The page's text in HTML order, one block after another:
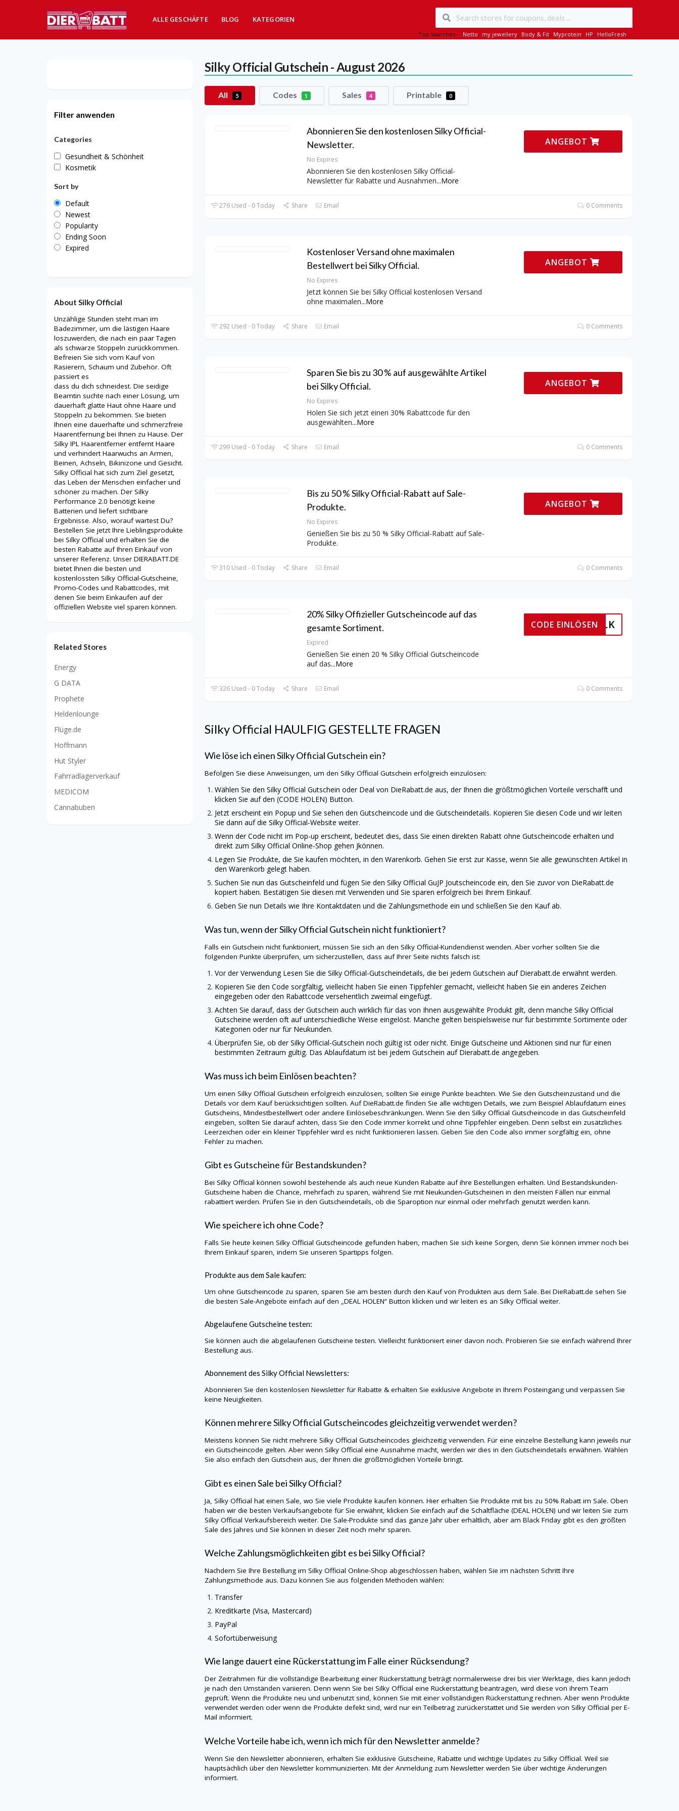
ALLE GESCHÄFTE BLOG KATEGORIEN
Top Searches: Netto, my jewellery, Body & Fit, Myprotein, HP, HelloFresh,...
Silky Official Gutschein - August 2026
All 5 Codes 1 Sales 4 Printable 0
Abonnieren Sie den kostenlosen Silky Official-
Newsletter.
No Expires
Abonnieren Sie den kostenlosen Silky Official-
Newsletter für Rabatte und Ausnahmen...More
ANGEBOT
276 Used - 0 Today Share Email 0 Comments
Kostenloser Versand ohne maximalen
Bestellwert bei Silky Official.
No Expires
Jetzt können Sie bei Silky Official kostenlosen Versand
ohne maximalen...More
ANGEBOT
292 Used - 0 Today Share Email 0 Comments
Sparen Sie bis zu 30 % auf ausgewählte Artikel
bei Silky Official.
No Expires
Holen Sie sich jetzt einen 30% Rabattcode für den
ausgewählten...More
ANGEBOT
299 Used - 0 Today Share Email 0 Comments
Bis zu 50 % Silky Official-Rabatt auf Sale-
Produkte.
No Expires
Genießen Sie bis zu 50 % Silky Official-Rabatt auf Sale-
Produkte.
ANGEBOT
310 Used - 0 Today Share Email 0 Comments
20% Silky Offizieller Gutscheincode auf das
gesamte Sortiment.
Expired
Genießen Sie einen 20 % Silky Official Gutscheincode
auf das...More
SILK
CODE EINLÖSEN
326 Used - 0 Today Share Email 0 Comments
Silky Official HAULFIG GESTELLTE FRAGEN
Wie löse ich einenSilky Official Gutschein ein?
Befolgen Sie diese Anweisungen, um denSilky Official Gutschein erfolgreich einzulösen:
Wählen Sie denSilky OfficialGutschein oder Deal von DieRabatt.de aus, der Ihnen die größtmöglichen Vorteile verschafft und
klicken Sie auf den (CODE HOLEN) Button.
Jetzt erscheint ein Popup und Sie sehen den Gutscheincode und die Gutscheindetails. Kopieren Sie diesen Code und wir leiten
Sie dann auf dieSilky Official-Website weiter.
Wenn der Code nicht im Pop-up erscheint, bedeutet dies, dass Sie einen direkten Rabatt ohne Gutscheincode erhalten und
direkt zumSilky OfficialOnline-Shop gehen Jkönnen.
Legen Sie Produkte, die Sie kaufen möchten, in den Warenkorb. Gehen Sie erst zur Kasse, wenn Sie alle gewünschten Artikel in
den Warenkorb gelegt haben.
Suchen Sie nun das Gutscheinfeld und fügen Sie denSilky OfficialGuJP Joutscheincode ein, den Sie zuvor von DieRabatt.de
kopiert haben. Bestätigen Sie diesen mit Verwenden und Sie sparen erfolgreich bei Ihrem Einkauf.
Geben Sie nun Details wie Ihre Kontaktdaten und die Zahlungsmethode ein und schließen Sie den Kauf ab.
Was tun, wenn derSilky Official Gutschein nicht funktioniert?
Falls ein Gutschein nicht funktioniert, müssen Sie sich an denSilky Official-Kundendienst wenden. Aber vorher sollten Sie die
folgenden Punkte überprüfen, um sicherzustellen, dass auf Ihrer Seite nichts falsch ist:
Vor der Verwendung Lesen Sie dieSilky Official-Gutscheindetails, die bei jedem Gutschein auf Dierabatt.de erwähnt werden.
Kopieren Sie den Code sorgfältig, vielleicht haben Sie einen Tippfehler gemacht, vielleicht haben Sie ein anderes Zeichen
eingegeben oder den Rabattcode versehentlich zweimal eingefügt.
Achten Sie darauf, dass der Gutschein auch wirklich für das von Ihnen ausgewählte Produkt gilt, denn mancheSilky Official
Gutscheine werden oft auf unterschiedliche Weise eingelöst. Manche gelten beispielsweise nur für bestimmte Sortimente oder
Kategorien oder nur für Neukunden.
Überprüfen Sie, ob derSilky Official-Gutschein noch gültig ist oder nicht. Einige Gutscheine und Aktionen sind nur für einen
bestimmten Zeitraum gültig. Das Ablaufdatum ist bei jedem Gutschein auf Dierabatt.de angegeben.
Was muss ich beim Einlösen beachten?
Um einenSilky OfficialGutschein erfolgreich einzulösen, sollten Sie einige Punkte beachten. Wie Sie den Gutscheinzustand und die
Details vor dem Kauf berücksichtigen sollten. AufDieRabatt.de finden Sie alle wichtigen Details, wie zum Beispiel Ablaufdatum eines
Gutscheins, Mindestbestellwert oder andere Einlösebeschränkungen. Wenn Sie denSilky OfficialGutscheincode in das Gutscheinfeld
eingeben, sollten Sie darauf achten, dass Sie den Code immer korrekt und ohne Tippfehler eingeben. Denn selbst ein zusätzliches
Leerzeichen oder ein kleiner Tippfehler wird es nicht funktionieren lassen. Geben Sie den Code also immer sorgfältig ein, ohne
Fehler zu machen.
Gibt es Gutscheine für Bestandskunden?
BeiSilky Officialkönnen sowohl bestehende als auch neue Kunden Rabatte auf ihre Bestellungen erhalten. Und Bestandskunden-
Gutscheine haben die Chance, mehrfach zu sparen, während Sie mit Neukunden-Gutscheinen in den meisten Fällen nur einmal
rabattiert werden. Prüfen Sie in den Gutscheindetails, ob die Sparoption nur einmal oder mehrfach genutzt werden kann.
Wie speichere ich ohne Code?
Falls Sie heute keinenSilky OfficialGutscheincode gefunden haben, machen Sie sich keine Sorgen, denn Sie können immer noch bei
Ihrem Einkauf sparen, indem Sie unseren Spartipps folgen.
Produkte aus dem Sale kaufen:
Um ohne Gutscheincode zu sparen, sparen Sie am besten durch den Kauf von Produkten aus dem Sale. BeiDieRabatt.de sehen Sie
die besten Sale-Angebote einfach auf den „DEAL HOLEN“ Button klicken und wir leiten es anSilky Officialweiter.
Abgelaufene Gutscheine testen:
Sie können auch die abgelaufenen Gutscheine testen. Vielleicht funktioniert einer davon noch. Probieren Sie sie einfach während Ihrer
Bestellung aus.
Abonnement desSilky Official Newsletters:
Abonnieren Sie den kostenlosen Newsletter für Rabatte & erhalten Sie exklusive Angebote in Ihrem Posteingang und verpassen Sie
keine Neuigkeiten.
Können mehrereSilky Official Gutscheincodes gleichzeitig verwendet werden?
Meistens können Sie nicht mehrereSilky OfficialGutscheincodes gleichzeitig verwenden. Für eine einzelne Bestellung kann jeweils nur
ein Gutscheincode gelten. Aber wennSilky Officialeine Ausnahme macht, werden wir dies in den Gutscheindetails erwähnen. Wählen
Sie also einfach den Gutschein aus, der Ihnen die größtmöglichen Vorteile bringt.
Gibt es einen Sale beiSilky Official?
Ja,Silky Officialhat einen Sale, wo Sie viele Produkte kaufen können. Hier erhalten Sie Produkte mit bis zu 50% Rabatt im Sale. Oben
haben wir die besten Verkaufsangebote für Sie erwähnt, klicken Sie einfach auf die Schaltfläche (DEAL HOLEN) und wir leiten Sie zum
Silky Official Verkaufsbereich weiter. Die Sale-Produkte sind das ganze Jahr über erhältlich, aber am Black Friday gibt es den größten
Sale des Jahres und Sie können in dieser Zeit noch mehr sparen.
Welche Zahlungsmöglichkeiten gibt es bei Silky Official?
Nachdem Sie Ihre Bestellung imSilky OfficialOnline-Shop abgeschlossen haben, wählen Sie im nächsten Schritt Ihre
Zahlungsmethode aus. Dazu können Sie aus folgenden Methoden wählen:
Transfer
Kreditkarte (Visa, Mastercard)
PayPal
Sofortüberweisung
Wie lange dauert eine Rückerstattung im Falle einer Rücksendung?
Der Zeitrahmen für die vollständige Bearbeitung einer Rückerstattung beträgt normalerweise drei bis vier Werktage, dies kann jedoch
je nach den Umständen variieren. Denn wenn Sie beiSilky Officialeine Rückerstattung beantragen, wird diese von ihrem Team
geprüft. Wenn die Produkte neu und unbenutzt sind, können Sie mit einer vollständigen Rückerstattung rechnen. Aber wenn Produkte
verwendet werden oder wenn die Produkte defekt sind, wird nur ein Teilbetrag zurückerstattet und Sie werden vonSilky Officialper E-
Mail informiert.
Welche Vorteile habe ich, wenn ich mich für den Newsletter anmelde?
Wenn Sie den Newsletter abonnieren, erhalten Sie exklusive Gutscheine, Rabatte und wichtige Updates zuSilky Official. Weil sie
hauptsächlich über den Newsletter kommunizierten. Mit der Anmeldung zum Newsletter werden Sie über wichtige Änderungen
informiert.
Filter anwenden
Categories
Gesundheit & Schönheit
Kosmetik
Sort by
Default
Newest
Popularity
Ending Soon
Expired
About Silky Official
Unzählige Stunden steht man im
Badezimmer, um die lästigen Haare
loszuwerden, die nach ein paar Tagen
als schwarze Stoppeln zurückkommen.
Befreien Sie sich vom Kauf von
Rasierern, Schaum und Zubehör. Oft
passiert es
dass du dich schneidest. Die seidige
Beamtin suchte nach einer Lösung, um
dauerhaft glatte Haut ohne Haare und
Stoppeln zu bekommen. Sie bieten
Ihnen eine dauerhafte und schmerzfreie
Haarentfernung bei Ihnen zu Hause. Der
Silky IPL Haarentferner entfernt Haare
und verhindert Haarwuchs an Armen,
Beinen, Achseln, Bikinizone und Gesicht.
Silky Official hat sich zum Ziel gesetzt,
das Leben der Menschen einfacher und
schöner zu machen. Der Silky
Performance 2.0 benötigt keine
Batterien und liefert sichtbare
Ergebnisse. Also, worauf wartest Du?
Bestellen Sie jetzt Ihre Lieblingsprodukte
bei Silky Official und erhalten Sie die
besten Rabatte auf Ihren Einkauf von
unserer Referenz. Unser DIERABATT.DE
bietet Ihnen die besten und
kostenlossten Silky Official-Gutscheine,
Promo-Codes und Rabattcodes, mit
denen Sie beim Einkaufen auf der
offiziellen Website viel sparen können.
Related Stores
Energy
G DATA
Prophete
Heldenlounge
Flüge.de
Hoffmann
Hut Styler
Fahrradlagerverkauf
MEDICOM
Cannabuben